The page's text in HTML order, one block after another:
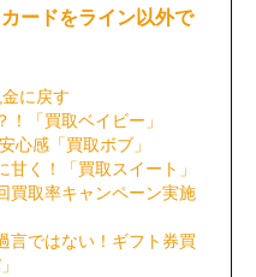
ードをライン以外で
に戻す
「買取ベイビー」
心感「買取ボブ」
く！「買取スイート」
買取率キャンペーン実施
言ではない！ギフト券買